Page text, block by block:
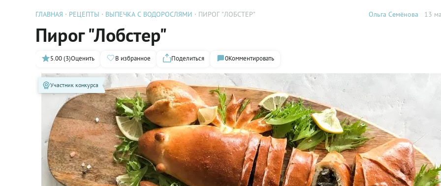
ГЛАВНАЯ РЕЦЕПТЫ ВЫПЕЧКА С ВОДОРОСЛЯМИ ПИРОГ "ЛОБСТЕР" Ольга Семёнова 13
Пирог "Лобстер"
5.00 (3)Оценить В избранное Поделиться 0Комментировать
Участник конкурса